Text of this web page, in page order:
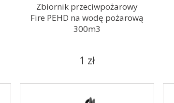
Zbiornik przeciwpożarowy
Fire PEHD na wodę pożarową
300m3
1 zł